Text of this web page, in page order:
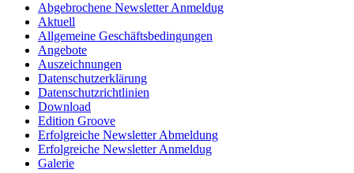
Abgebrochene Newsletter Anmeldug
Aktuell
Allgemeine Geschäftsbedingungen
Angebote
Auszeichnungen
Datenschutzerklärung
Datenschutzrichtlinien
Download
Edition Groove
Erfolgreiche Newsletter Abmeldung
Erfolgreiche Newsletter Anmeldug
Galerie